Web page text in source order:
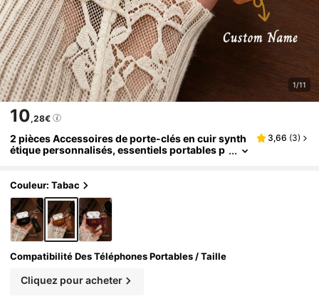
1/11
10,28€
2 pièces Accessoires de porte-clés en cuir synth
étique personnalisés, essentiels portables p
eurs sans fil, étui de protection minimaliste détac
hable
3,66 (3)
Couleur: Tabac
Compatibilité Des Téléphones Portables / Taille
Cliquez pour acheter